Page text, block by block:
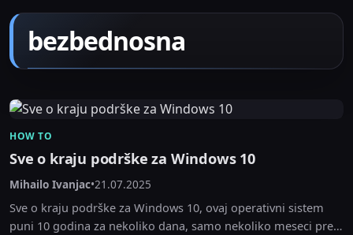
bezbednosna
HOW TO
Sve o kraju podrške za Windows 10
Mihailo Ivanjac•21.07.2025
Sve o kraju podrške za Windows 10, ovaj operativni sistem
puni 10 godina za nekoliko dana, samo nekoliko meseci pre